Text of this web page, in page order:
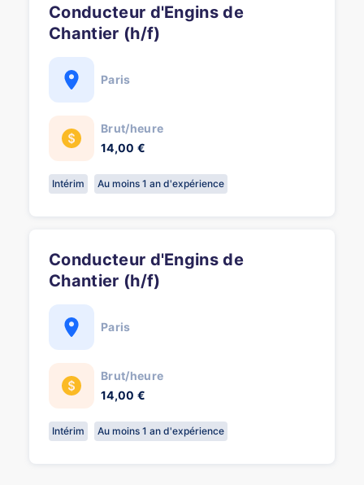
Conducteur d'Engins de
Chantier (h/f)
Paris
Brut/heure
14,00 €
Intérim Au moins 1 an d'expérience
Conducteur d'Engins de
Chantier (h/f)
Paris
Brut/heure
14,00 €
Intérim Au moins 1 an d'expérience